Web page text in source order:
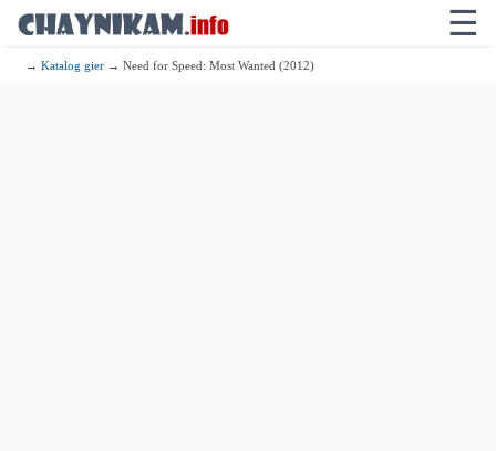
☰
→Katalog gier → Need for Speed: Most Wanted (2012)